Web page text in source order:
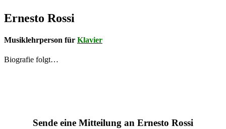
Ernesto Rossi
Musiklehrperson für Klavier
Biografie folgt…
Sende eine Mitteilung an Ernesto Rossi